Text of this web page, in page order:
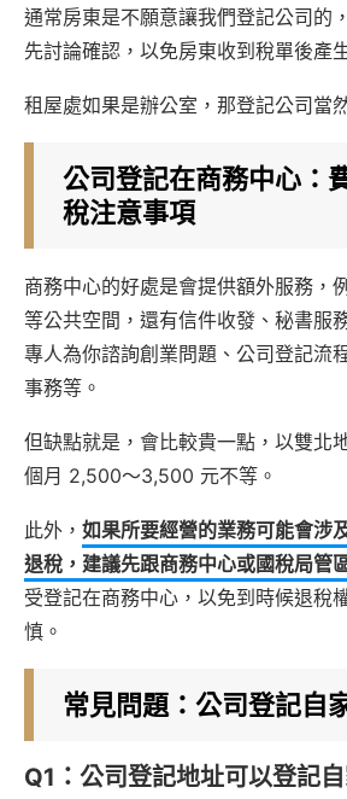
通常房東是不願意讓我們登記公司的
先討論確認，以免房東收到稅單後產
租屋處如果是辦公室，那登記公司當
公司登記在商務中心：
稅注意事項
商務中心的好處是會提供額外服務，
等公共空間，還有信件收發、秘書服
專人為你諮詢創業問題、公司登記流
事務等。
但缺點就是，會比較貴一點，以雙北
個月 2,500～3,500 元不等。
此外， 如果所要經營的業務可能會涉
退稅，建議先跟商務中心或國稅局管
受登記在商務中心，以免到時候退稅
慎。
常見問題：公司登記自
Q1：公司登記地址可以登記